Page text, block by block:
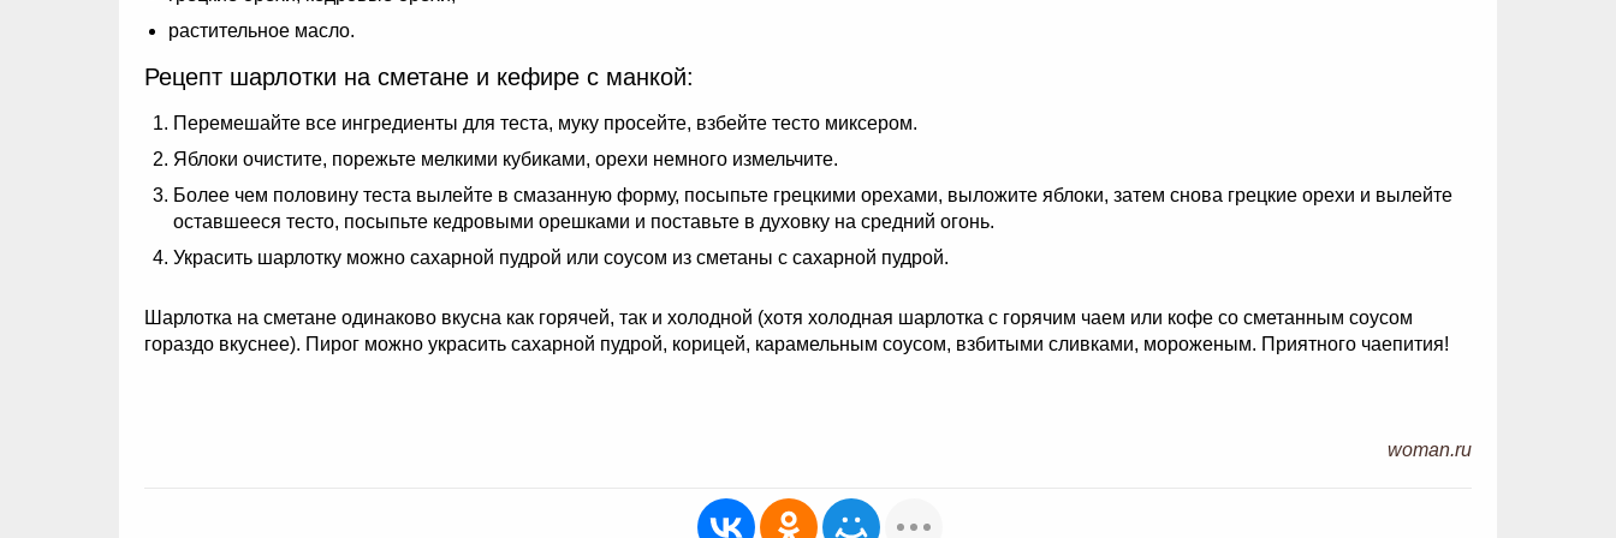
растительное масло.
Рецепт шарлотки на сметане и кефире с манкой:
Перемешайте все ингредиенты для теста, муку просейте, взбейте тесто миксером.
Яблоки очистите, порежьте мелкими кубиками, орехи немного измельчите.
Более чем половину теста вылейте в смазанную форму, посыпьте грецкими орехами, выложите яблоки, затем снова грецкие орехи и вылейте
оставшееся тесто, посыпьте кедровыми орешками и поставьте в духовку на средний огонь.
Украсить шарлотку можно сахарной пудрой или соусом из сметаны с сахарной пудрой.
Шарлотка на сметане одинаково вкусна как горячей, так и холодной (хотя холодная шарлотка с горячим чаем или кофе со сметанным соусом
гораздо вкуснее). Пирог можно украсить сахарной пудрой, корицей, карамельным соусом, взбитыми сливками, мороженым. Приятного чаепития!
woman.ru